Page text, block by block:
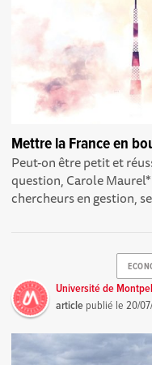
Mettre la France en
Peut-on être petit et
question, Carole
chercheurs en gestion,
Université de
article publié le20/